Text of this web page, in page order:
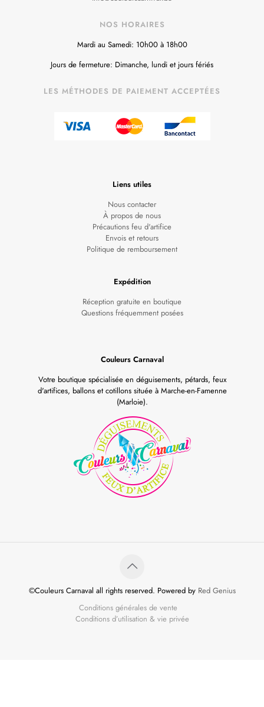
NOS HORAIRES
Mardi au Samedi: 10h00 à 18h00
Jours de fermeture: Dimanche, lundi et jours fériés
LES MÉTHODES DE PAIEMENT ACCEPTÉES
Liens utiles
Nous contacter
À propos de nous
Précautions feu d'artifice
Envois et retours
Politique de remboursement
Expédition
Réception gratuite en boutique
Questions fréquemment posées
Couleurs Carnaval
Votre boutique spécialisée en déguisements, pétards, feux
d'artifices, ballons et cotillons située à Marche-en-Famenne
(Marloie).
©Couleurs Carnaval all rights reserved. Powered by Red Genius
Conditions générales de vente
Conditions d’utilisation & vie privée